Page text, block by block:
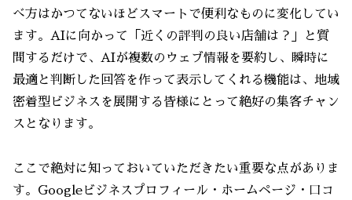
べ方はかつてないほどスマートで便利なものに変化してい
ます。AIに向かって「近くの評判の良い店舗は？」と質
問するだけで、AIが複数のウェブ情報を要約し、瞬時に
最適と判断した回答を作って表示してくれる機能は、地域
密着型ビジネスを展開する皆様にとって絶好の集客チャン
スとなります。
ここで絶対に知っておいていただきたい重要な点がありま
す。Googleビジネスプロフィール・ホームページ・口コ